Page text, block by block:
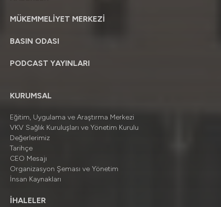
MÜKEMMELİYET MERKEZİ
BASIN ODASI
PODCAST YAYINLARI
KURUMSAL
Eğitim, Uygulama ve Araştırma Merkezi
VKV Sağlık Kuruluşları ve Yönetim Kurulu
Değerlerimiz
Tarihçe
CEO Mesajı
Organizasyon Şeması ve Yönetim
İnsan Kaynakları
İHALELER